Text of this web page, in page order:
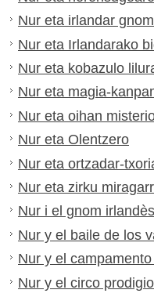
Nur eta irlandar
Nur eta Irlandarako
Nur eta kobazulo
Nur eta magia-
Nur eta oihan
Nur eta Olentzero
Nur eta ortzadar-
Nur eta zirku
Nur i el gnom irlandès
Nur y el baile de los
Nur y el
Nur y el circo